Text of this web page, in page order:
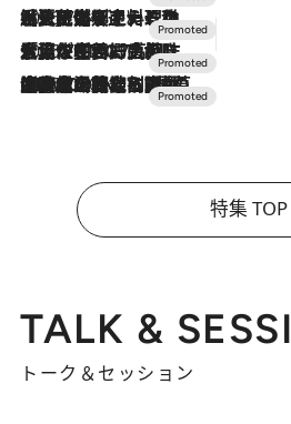
2026.7.24
【夏限定ディナーコース】旬を迎える稚鮎や花ズッキーニなどをイタリア・トスカーナの郷土料理の手法で満喫！
2026.7.17
「土佐和ハーブかき氷」がOMO7高知に登場！生姜、山椒、大葉など目にも舌にも涼を呼ぶ郷土の味
2026.7.10
NEW OPEN！【界 草津】名湯の地に誕生。趣の異なる2種の温泉と上州ならではの会席・蕎麦割烹など美食を味わう究極の癒やし旅
特集 TOP
TALK &
トーク＆セッション